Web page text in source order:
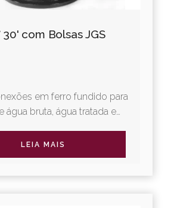
30' com Bolsas JGS
em ferro fundido para
água bruta, água tratada e
LEIA MAIS